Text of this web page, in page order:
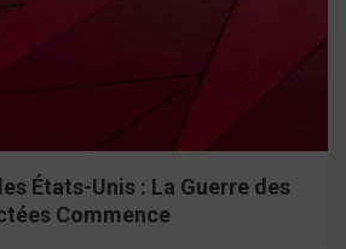
États-Unis : La Guerre des
Commence